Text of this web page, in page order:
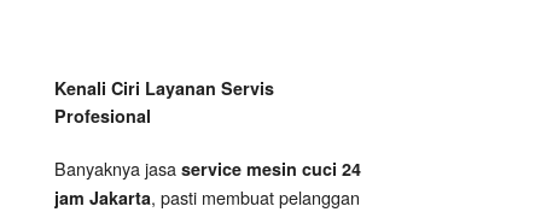
Kenali Ciri Layanan Servis
Profesional
Banyaknya jasa service mesin cuci 24
jam Jakarta, pasti membuat pelanggan